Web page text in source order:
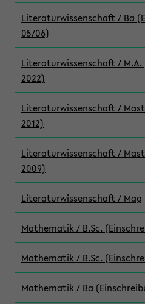
Literaturwissenschaft / Ba
05/06)
Literaturwissenschaft / M.A.
2022)
Literaturwissenschaft /
2012)
Literaturwissenschaft /
2009)
Literaturwissenschaft / Mag
Mathematik / B.Sc.
Mathematik / B.Sc.
Mathematik / Ba